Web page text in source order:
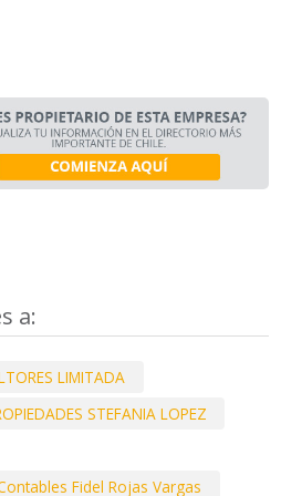
a:
LIMITADA
STEFANIA LOPEZ
Fidel Rojas Vargas